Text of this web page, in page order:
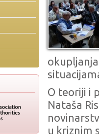
O teoriji i
Nataša
u kriznim